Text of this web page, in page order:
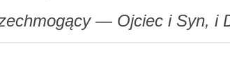
— Ojciec i Syn, i